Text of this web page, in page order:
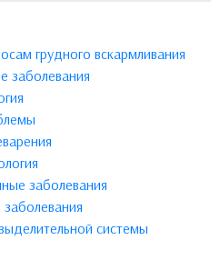
грудного вскармливания
заболевания
заболевания
системы